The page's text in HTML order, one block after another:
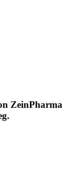
ZeinPharma